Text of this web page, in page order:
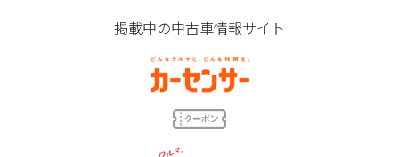
掲載中の中古車情報サイト